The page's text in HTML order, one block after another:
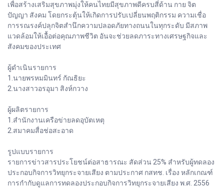
เพื่อสร้างเสริมสุขภาพมุ่งให้คนไทยมีสุขภาพดีครบสี่ด้าน กาย จิต
ปัญญา สังคม โดยกระตุ้นให้เกิดการปรับเปลี่ยนพฤติกรรม ความเชื่อ
การรณรงค์ปลุกจิตสำนึกความปลอดภัยทางถนนในทุกระดับ มีสภาพ
แวดล้อมให้เอื้อต่อคุณภาพชีวิต อันจะช่วยลดภาระทางเศรษฐกิจและ
สังคมของประเทศ
ผู้ดำเนินรายการ
1.นายพรหมมินทร์ กัณธิยะ
2.นางสาวอรอุมา สิงห์กวาง
ผู้ผลิตรายการ
1.สำนักงานเครือข่ายลดอุบัตเหตุ
2.สมาคมสื่อช่อสะอาด
รูปแบบรายการ
รายการข่าวสารประโยชน์ต่อสาธารณะ สัดส่วน 25% สำหรับผู้ทดลอง
ประกอบกิจการวิทยุกระจายเสียง ตามประกาศ กสทช. เรื่อง หลักเกณฑ์
การกำกับดูแลการทดลองประกอบกิจการวิทยุกระจายเสียง พ.ศ. 2556